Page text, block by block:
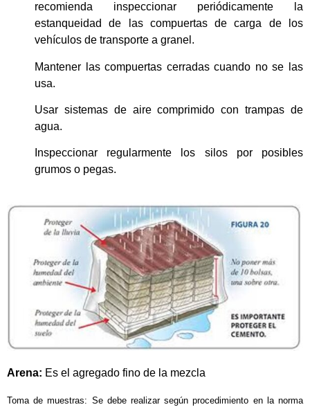
recomienda inspeccionar periódicamente la
estanqueidad de las compuertas de carga de los
vehículos de transporte a granel.
Mantener las compuertas cerradas cuando no se las
usa.
Usar sistemas de aire comprimido con trampas de
agua.
Inspeccionar regularmente los silos por posibles
grumos o pegas.
Arena: Es el agregado fino de la mezcla
Toma de muestras: Se debe realizar según procedimiento en la norma